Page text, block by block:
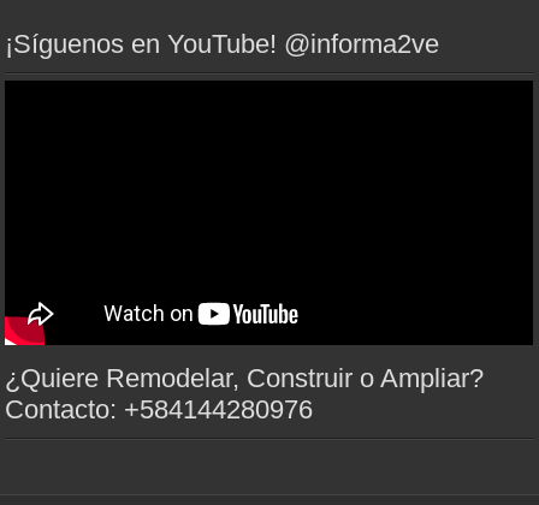
¡Síguenos en YouTube! @informa2ve
¿Quiere Remodelar, Construir o Ampliar?
Contacto: +584144280976